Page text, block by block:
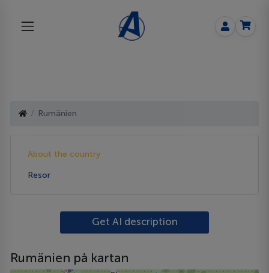
Rumänien
About the country
Resor
Get AI description
Rumänien på kartan